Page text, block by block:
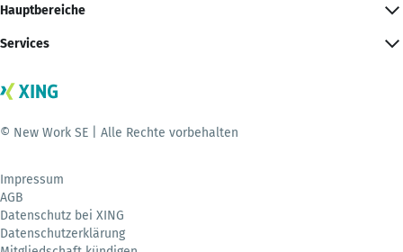
Hauptbereiche
Services
© New Work SE | Alle Rechte vorbehalten
Impressum
AGB
Datenschutz bei XING
Datenschutzerklärung